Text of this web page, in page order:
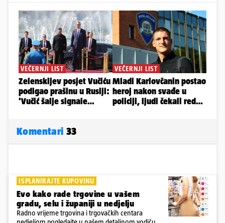
Komentari 33
ISPLANIRAJTE KUPOVINU
Evo kako rade trgovine u vašem
gradu, selu i županiji u nedjelju
Radno vrijeme trgovina i trgovačkih centara